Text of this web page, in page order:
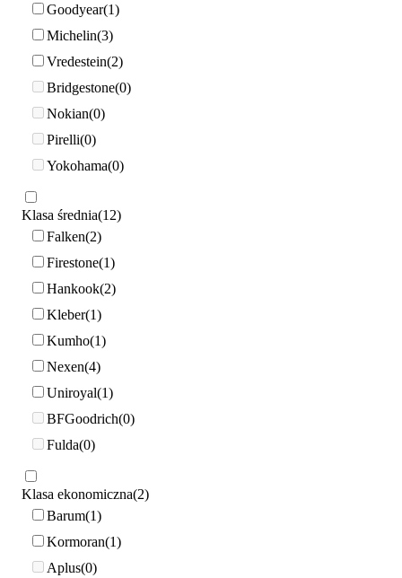
Goodyear 1
Michelin 3
Vredestein 2
Bridgestone 0
Nokian 0
Pirelli 0
Yokohama 0
Klasa średnia 12
Falken 2
Firestone 1
Hankook 2
Kleber 1
Kumho 1
Nexen 4
Uniroyal 1
BFGoodrich 0
Fulda 0
Klasa ekonomiczna 2
Barum 1
Kormoran 1
Aplus 0